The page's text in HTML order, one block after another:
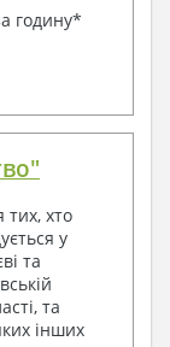
годину*
тих, хто
у
та
та
інших